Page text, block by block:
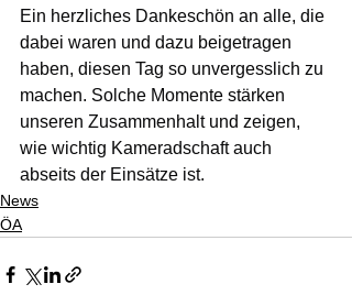
Ein herzliches Dankeschön an alle, die
dabei waren und dazu beigetragen
haben, diesen Tag so unvergesslich zu
machen. Solche Momente stärken
unseren Zusammenhalt und zeigen,
wie wichtig Kameradschaft auch
abseits der Einsätze ist.
News
ÖA